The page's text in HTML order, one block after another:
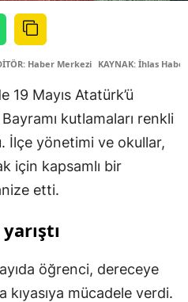
Haber Merkezi KAYNAK: İhlas
19 Mayıs Atatürk’ü
kutlamaları renkli
İlçe yönetimi ve okullar,
için kapsamlı bir
etti.
öğrenci, dereceye
mücadele verdi.